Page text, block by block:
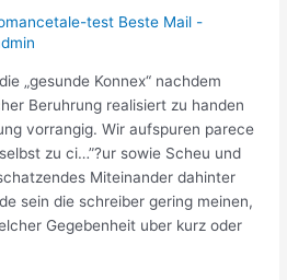
test Beste Mail -
„gesunde Konnex“ nachdem
Beruhrung realisiert zu handen
vorrangig. Wir aufspuren parece
zu ci…”?ur sowie Scheu und
Miteinander dahinter
sein die schreiber gering meinen,
Gegebenheit uber kurz oder